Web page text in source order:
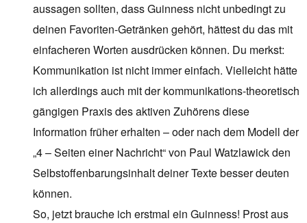
aussagen sollten, dass Guinness nicht unbedingt zu
deinen Favoriten-Getränken gehört, hättest du das mit
einfacheren Worten ausdrücken können. Du merkst:
Kommunikation ist nicht immer einfach. Vielleicht hätte
ich allerdings auch mit der kommunikations-theoretisch
gängigen Praxis des aktiven Zuhörens diese
Information früher erhalten – oder nach dem Modell der
„4 – Seiten einer Nachricht“ von Paul Watzlawick den
Selbstoffenbarungsinhalt deiner Texte besser deuten
können.
So, jetzt brauche ich erstmal ein Guinness! Prost aus